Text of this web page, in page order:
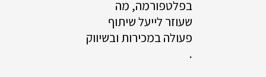
בפלטפורמה, מה
שעוזר לייעל שיתוף
פעולה במכירות ובשיווק
.